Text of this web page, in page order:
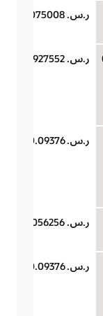
ر.س.‏ 0.0075008
ر.س.‏ 0.23927552
ر.س.‏ 0.09376
ر.س.‏ 0.0056256
ر.س.‏ 0.09376